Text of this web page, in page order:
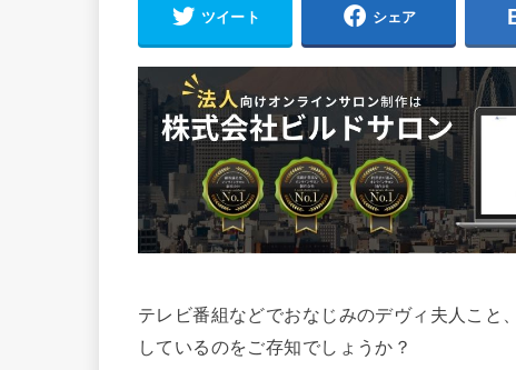
ツイート シェア
テレビ番組などでおなじみのデヴィ夫人こと
しているのをご存知でしょうか？